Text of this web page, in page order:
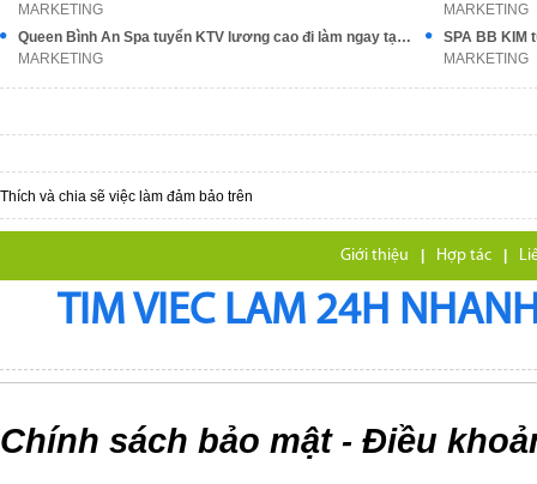
MARKETING
MARKETING
Queen Bình An Spa tuyển KTV lương cao đi làm ngay tại Q6
MARKETING
MARKETING
Thích và chia sẽ việc làm đảm bảo trên
Giới thiệu | Hợp tác |
TIM VIEC LAM 24H
Chính sách bảo mật - Điều